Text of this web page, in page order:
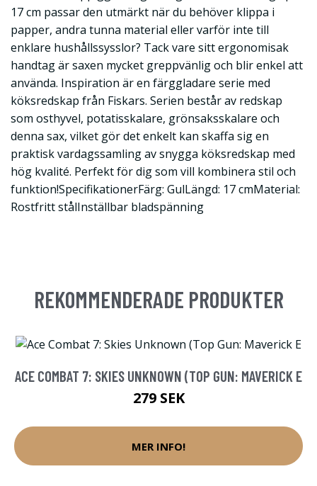
17 cm passar den utmärkt när du behöver klippa i
papper, andra tunna material eller varför inte till
enklare hushållssysslor? Tack vare sitt ergonomisak
handtag är saxen mycket greppvänlig och blir enkel att
använda. Inspiration är en färggladare serie med
köksredskap från Fiskars. Serien består av redskap
som osthyvel, potatisskalare, grönsaksskalare och
denna sax, vilket gör det enkelt kan skaffa sig en
praktisk vardagssamling av snygga köksredskap med
hög kvalité. Perfekt för dig som vill kombinera stil och
funktion!SpecifikationerFärg: GulLängd: 17 cmMaterial:
Rostfritt stålInställbar bladspänning
REKOMMENDERADE PRODUKTER
ACE COMBAT 7: SKIES UNKNOWN (TOP GUN: MAVERICK E
279 SEK
MER INFO!